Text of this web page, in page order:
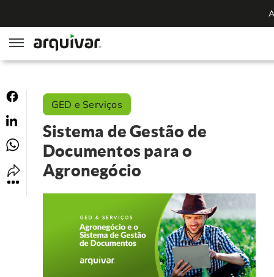
ArqSign
Soluções
Gestão de Documentos
Digitalização
Software para BPM
Segmentos
Agronegócio
GED e Serviços
Sistema de Gestão de
Documentos para o
Agronegócio